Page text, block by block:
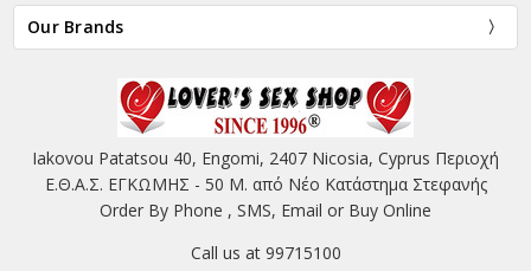
Our Brands
Iakovou Patatsou 40, Engomi, 2407 Nicosia, Cyprus Περιοχή
Ε.Θ.Α.Σ. ΕΓΚΩΜΗΣ - 50 Μ. από Νέο Κατάστημα Στεφανής
Order By Phone , SMS, Email or Buy Online
Call us at 99715100